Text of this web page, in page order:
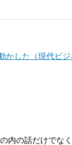
かした（現代ビジ
内の話だけでなく